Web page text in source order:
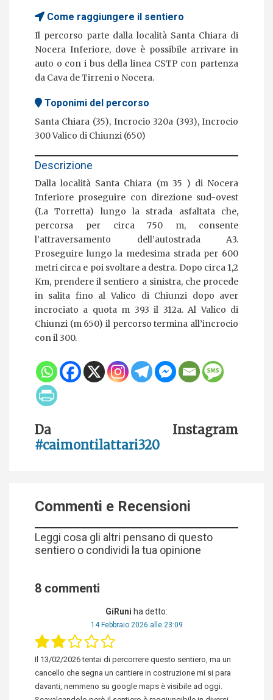
Come raggiungere il sentiero
Il percorso parte dalla località Santa Chiara di
Nocera Inferiore, dove è possibile arrivare in
auto o con i bus della linea CSTP con partenza
da Cava de Tirreni o Nocera.
Toponimi del percorso
Santa Chiara (35), Incrocio 320a (393), Incrocio
300 Valico di Chiunzi (650)
Descrizione
Dalla località Santa Chiara (m 35 ) di Nocera
Inferiore proseguire con direzione sud-ovest
(La Torretta) lungo la strada asfaltata che,
percorsa per circa 750 m, consente
l’attraversamento dell’autostrada A3.
Proseguire lungo la medesima strada per 600
metri circa e poi svoltare a destra. Dopo circa 1,2
Km, prendere il sentiero a sinistra, che procede
in salita fino al Valico di Chiunzi dopo aver
incrociato a quota m 393 il 312a. Al Valico di
Chiunzi (m 650) il percorso termina all’incrocio
con il 300.
Da Instagram
#caimontilattari320
Commenti e Recensioni
Leggi cosa gli altri pensano di questo
sentiero o condividi la tua opinione
8 commenti
GiRuni ha detto:
14 Febbraio 2026 alle 23:09
Il 13/02/2026 tentai di percorrere questo sentiero, ma un
cancello che segna un cantiere in costruzione mi si para
davanti, nemmeno su google maps è visibile ad oggi.